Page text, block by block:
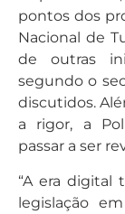
pontos dos
Nacional de
de outras
segundo o
discutidos.
a rigor, a
passar a ser
“A era digital
legislação